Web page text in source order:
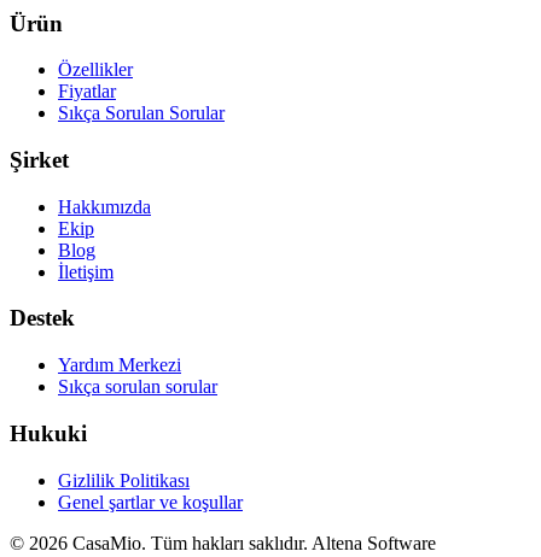
Ürün
Özellikler
Fiyatlar
Sıkça Sorulan Sorular
Şirket
Hakkımızda
Ekip
Blog
İletişim
Destek
Yardım Merkezi
Sıkça sorulan sorular
Hukuki
Gizlilik Politikası
Genel şartlar ve koşullar
© 2026 CasaMio. Tüm hakları saklıdır. Altena Software